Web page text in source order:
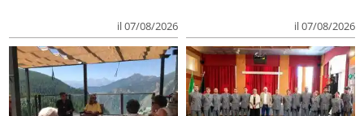
il 07/08/2026 il 07/08/2026